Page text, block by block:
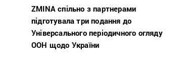
ZMINA спільно з партнерами
підготувала три подання до
Універсального періодичного огляду
ООН щодо України